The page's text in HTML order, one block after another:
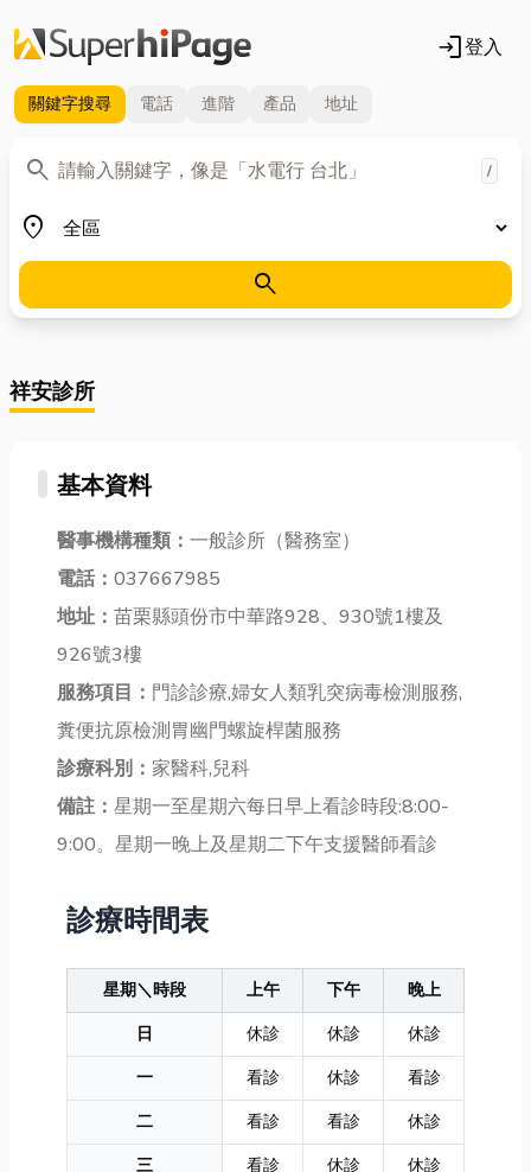
login登入
關鍵字搜尋 電話 進階 產品 地址
search
關鍵字 /
place
地區
search
祥安診所
基本資料
醫事機構種類： 一般診所（醫務室）
電話： 037667985
地址： 苗栗縣頭份市中華路928、930號1樓及
926號3樓
服務項目： 門診診療,婦女人類乳突病毒檢測服務,
糞便抗原檢測胃幽門螺旋桿菌服務
診療科別： 家醫科,兒科
備註： 星期一至星期六每日早上看診時段:8:00-
9:00。星期一晚上及星期二下午支援醫師看診
診療時間表
星期＼時段 上午 下午
晚上
日
休診 休診
休診
一
看診 休診
看診
二
看診 看診
休診
三
看診 休診
休診